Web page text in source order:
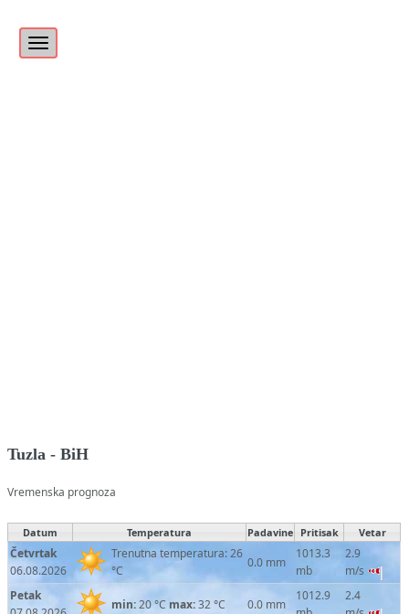
Tuzla - BiH
Vremenska prognoza
Datum Temperatura Padavine Pritisak Vetar
Četvrtak
06.08.2026
Trenutna temperatura: 26
°C
0.0 mm
1013.3
mb
2.9
m/s
Petak
min:20 °C max:32 °C 0.0 mm
1012.9
2.4